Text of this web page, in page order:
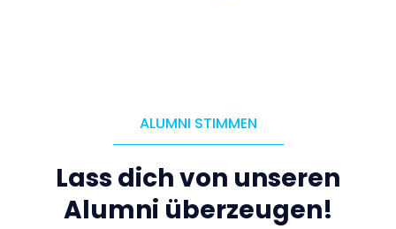
ALUMNI STIMMEN
Lass dich von unseren
Alumni überzeugen!